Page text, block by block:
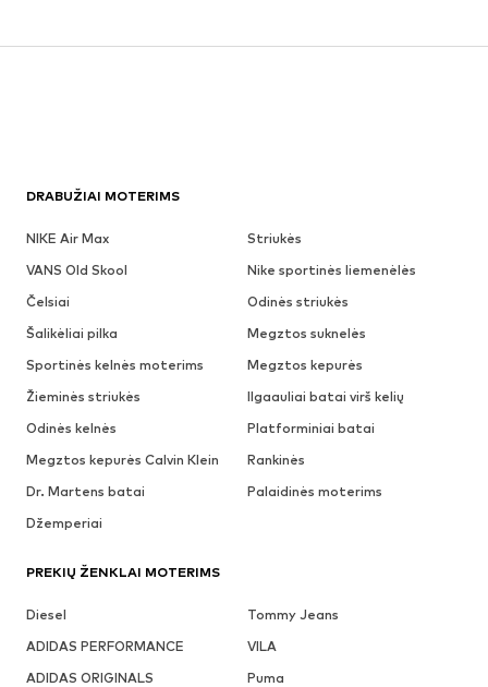
DRABUŽIAI MOTERIMS
NIKE Air Max
Striukės
VANS Old Skool
Nike sportinės liemenėlės
Čelsiai
Odinės striukės
Šalikėliai pilka
Megztos suknelės
Sportinės kelnės moterims
Megztos kepurės
Žieminės striukės
Ilgaauliai batai virš kelių
Odinės kelnės
Platforminiai batai
Megztos kepurės Calvin Klein
Rankinės
Dr. Martens batai
Palaidinės moterims
Džemperiai
PREKIŲ ŽENKLAI MOTERIMS
Diesel
Tommy Jeans
ADIDAS PERFORMANCE
VILA
ADIDAS ORIGINALS
Puma